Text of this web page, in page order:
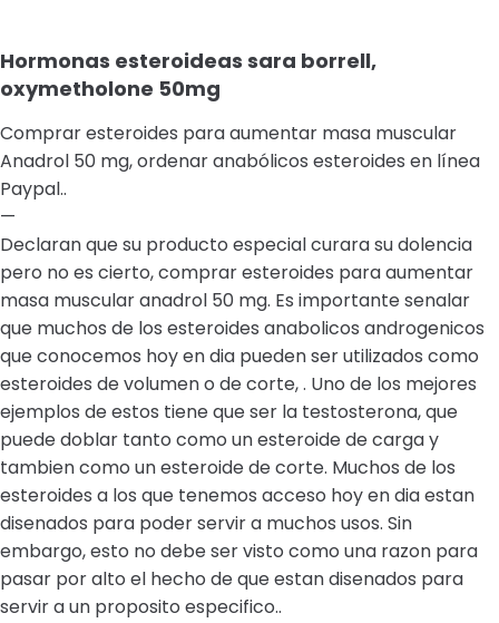
Hormonas esteroideas sara borrell,
oxymetholone 50mg
Comprar esteroides para aumentar masa muscular
Anadrol 50 mg, ordenar anabólicos esteroides en línea
Paypal..
—
Declaran que su producto especial curara su dolencia
pero no es cierto, comprar esteroides para aumentar
masa muscular anadrol 50 mg. Es importante senalar
que muchos de los esteroides anabolicos androgenicos
que conocemos hoy en dia pueden ser utilizados como
esteroides de volumen o de corte, . Uno de los mejores
ejemplos de estos tiene que ser la testosterona, que
puede doblar tanto como un esteroide de carga y
tambien como un esteroide de corte. Muchos de los
esteroides a los que tenemos acceso hoy en dia estan
disenados para poder servir a muchos usos. Sin
embargo, esto no debe ser visto como una razon para
pasar por alto el hecho de que estan disenados para
servir a un proposito especifico..